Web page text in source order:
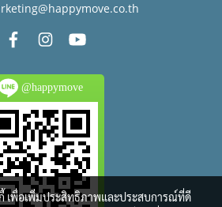
@happymove
เพื่อเพิ่มประสิทธิภาพและประสบการณ์ที่ดี